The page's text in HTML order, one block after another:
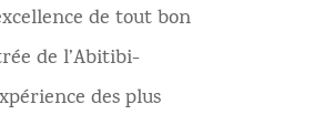
de tout bon
de l’Abitibi-
des plus